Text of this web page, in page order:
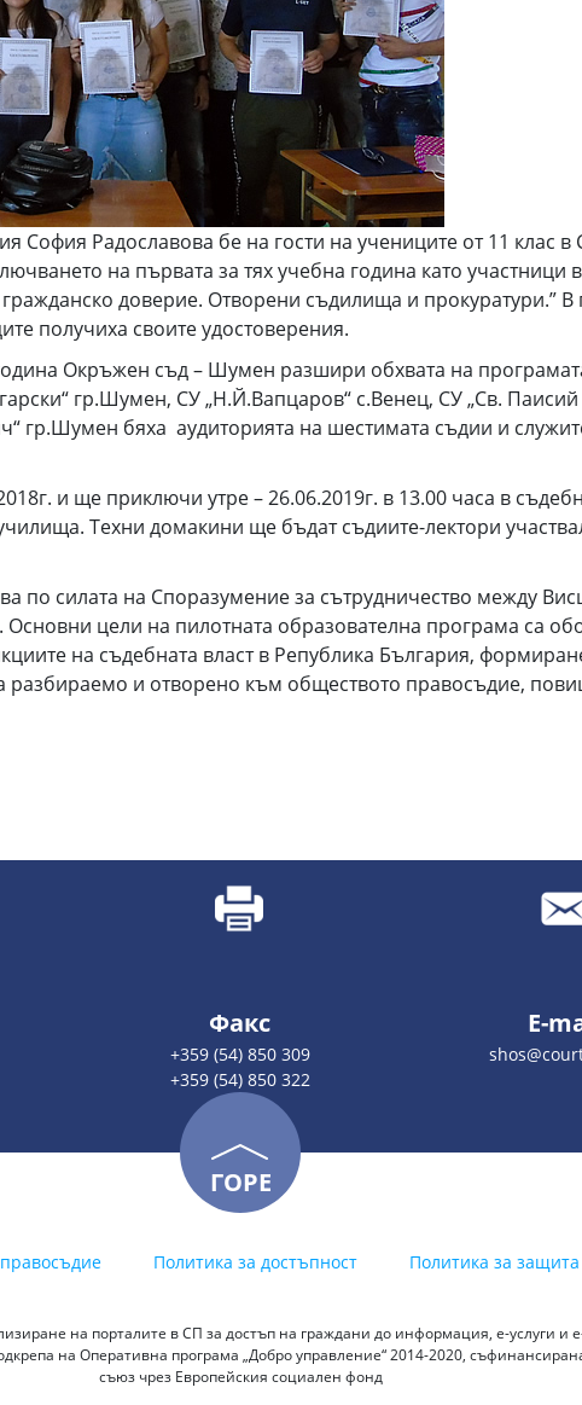
Радославова бе на гости на учениците от 11 клас в
на първата за тях учебна година като участници
доверие. Отворени съдилища и прокуратури.” В
получиха своите удостоверения.
Окръжен съд – Шумен разшири обхвата на
гр.Шумен, СУ „Н.Й.Вапцаров“ с.Венец, СУ „Св.
бяха аудиторията на шестимата съдии и
и ще приключи утре – 26.06.2019г. в 13.00 часа в
Техни домакини ще бъдат съдиите-лектори
силата на Споразумение за сътрудничество между
цели на пилотната образователна програма са
на съдебната власт в Република България,
разбираемо и отворено към обществото правосъдие,
Факс
+359 (54) 850 309
+359 (54) 850 322
E-
ГОРЕ
Политика за достъпност Политика за
на порталите в СП за достъп на граждани до информация, е-услуги и
на Оперативна програма „Добро управление“ 2014-2020,
съюз чрез Европейския социален фонд